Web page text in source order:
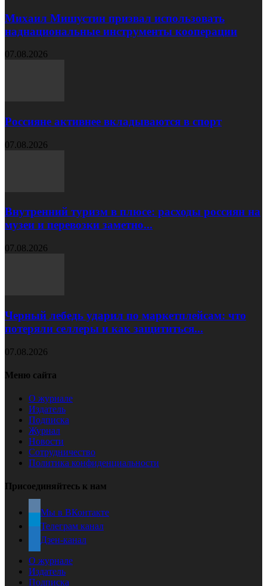
Михаил Мишустин призвал использовать
наднациональные инструменты кооперации
07.08.2026
Россияне активнее вкладываются в спорт
07.08.2026
Внутренний туризм в плюсе: расходы россиян на
музеи и перевозки заметно...
07.08.2026
Черный лебедь ударил по маркетплейсам: что
потеряли селлеры и как защититься...
07.08.2026
Меню сайта
О журнале
Издатель
Подписка
Журнал
Новости
Сотрудничество
Политика конфиденциальности
Присоединяйтесь к нам
Мы в ВКонтакте
Телеграм канал
Дзен-канал
О журнале
Издатель
Подписка